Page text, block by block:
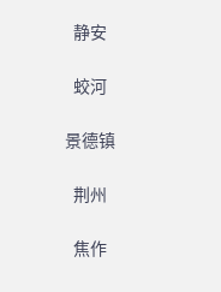
静安
蛟河
景德镇
荆州
焦作